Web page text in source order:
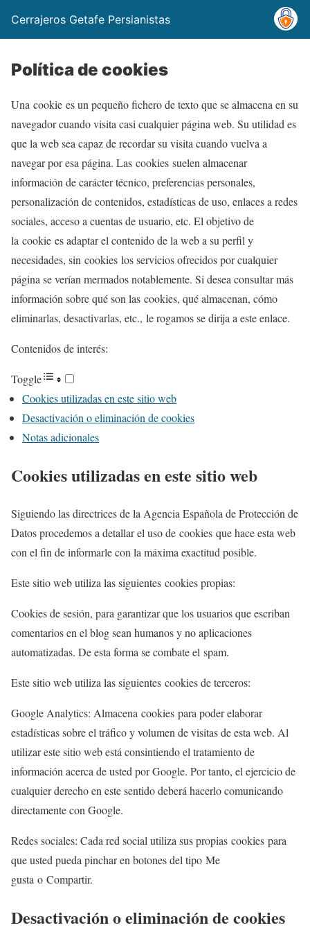
Cerrajeros Getafe Persianistas
Política de cookies
Una cookie es un pequeño fichero de texto que se almacena en su
navegador cuando visita casi cualquier página web. Su utilidad es
que la web sea capaz de recordar su visita cuando vuelva a
navegar por esa página. Las cookies suelen almacenar
información de carácter técnico, preferencias personales,
personalización de contenidos, estadísticas de uso, enlaces a redes
sociales, acceso a cuentas de usuario, etc. El objetivo de
la cookie es adaptar el contenido de la web a su perfil y
necesidades, sin cookies los servicios ofrecidos por cualquier
página se verían mermados notablemente. Si desea consultar más
información sobre qué son las cookies, qué almacenan, cómo
eliminarlas, desactivarlas, etc., le rogamos se dirija a este enlace.
Contenidos de interés:
Toggle
Cookies utilizadas en este sitio web
Desactivación o eliminación de cookies
Notas adicionales
Cookies utilizadas en este sitio web
Siguiendo las directrices de la Agencia Española de Protección de
Datos procedemos a detallar el uso de cookies que hace esta web
con el fin de informarle con la máxima exactitud posible.
Este sitio web utiliza las siguientes cookies propias:
Cookies de sesión, para garantizar que los usuarios que escriban
comentarios en el blog sean humanos y no aplicaciones
automatizadas. De esta forma se combate el spam.
Este sitio web utiliza las siguientes cookies de terceros:
Google Analytics: Almacena cookies para poder elaborar
estadísticas sobre el tráfico y volumen de visitas de esta web. Al
utilizar este sitio web está consintiendo el tratamiento de
información acerca de usted por Google. Por tanto, el ejercicio de
cualquier derecho en este sentido deberá hacerlo comunicando
directamente con Google.
Redes sociales: Cada red social utiliza sus propias cookies para
que usted pueda pinchar en botones del tipo Me
gusta o Compartir.
Desactivación o eliminación de cookies